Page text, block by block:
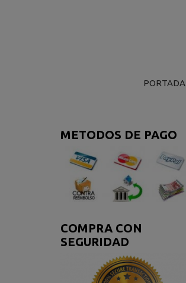
PORTADA
METODOS DE PAGO
COMPRA CON
SEGURIDAD